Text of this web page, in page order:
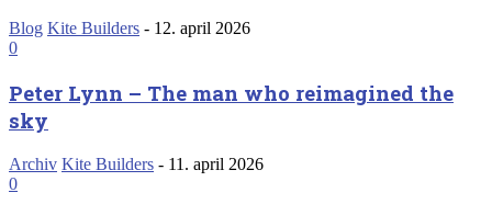
Blog Kite Builders - 12. april 2026
0
Peter Lynn – The man who reimagined the
sky
Archiv Kite Builders - 11. april 2026
0